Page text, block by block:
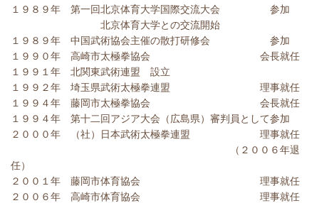
１９８９年 第一回北京体育大学国際交流大会 参加
北京体育大学との交流開始
１９８９年 中国武術協会主催の散打研修会 参加
１９９０年 高崎市太極拳協会 会長就任
１９９１年 北関東武術連盟 設立
１９９２年 埼玉県武術太極拳連盟 理事就任
１９９４年 藤岡市太極拳協会 会長就任
１９９４年 第十二回アジア大会（広島県）審判員として参加
２０００年 （社）日本武術太極拳連盟 理事就任
（２００６年退
任）
２００１年 藤岡市体育協会 理事就任
２００６年 高崎市体育協会 理事就任